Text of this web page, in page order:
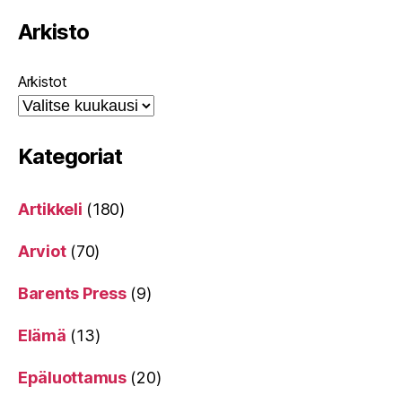
Arkisto
Arkistot
Kategoriat
Artikkeli (180)
Arviot(70)
Barents Press(9)
Elämä (13)
Epäluottamus(20)